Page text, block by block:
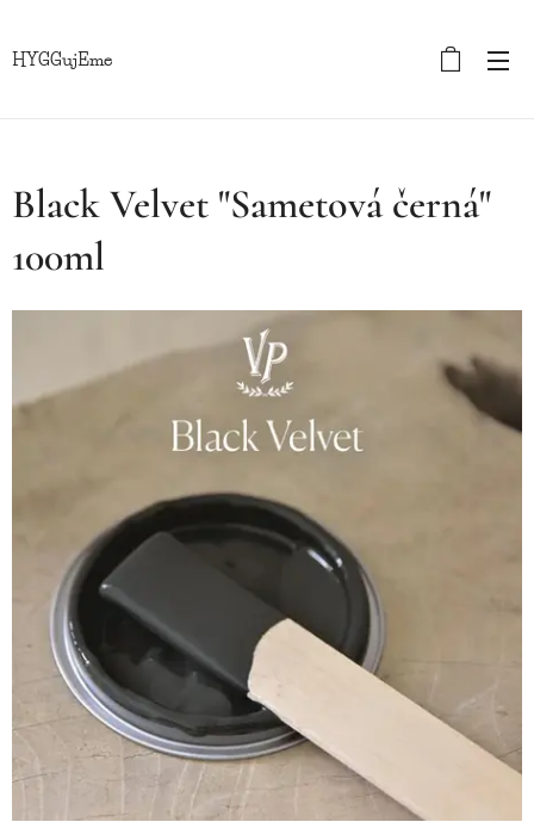
HYGGujEme
Black Velvet "Sametová černá"
100ml